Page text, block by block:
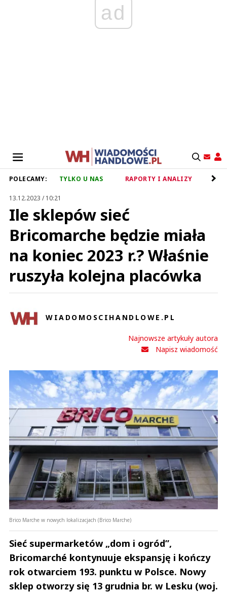
ad
POLECAMY: TYLKO U NAS RAPORTY I ANALIZY
13.12.2023 / 10:21
Ile sklepów sieć
Bricomarche będzie miała
na koniec 2023 r.? Właśnie
ruszyła kolejna placówka
WIADOMOSCIHANDLOWE.PL
Najnowsze artykuły autora
Napisz wiadomość
Brico Marche w nowych lokalizacjach (Brico Marche)
Sieć supermarketów „dom i ogród”,
Bricomarché kontynuuje ekspansję i kończy
rok otwarciem 193. punktu w Polsce. Nowy
sklep otworzy się 13 grudnia br. w Lesku (woj.